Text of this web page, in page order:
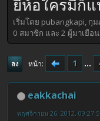
ยี่ห้อใครมีก็
เริ่มโดย pubangkapi, กุ
0 สมาชิก และ 2 ผู้มาเยือ
ลง หน้า 1 ...
eakkachai
พฤศจิกายน 26, 2012,